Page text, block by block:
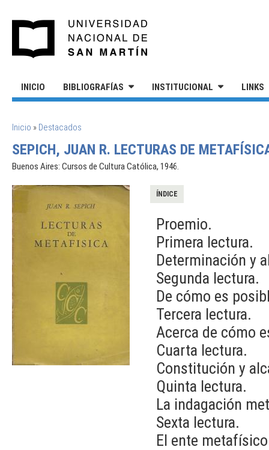
INICIO BIBLIOGRAFÍAS INSTITUCIONAL LINKS
SE ENCUENTRA USTED AQUÍ
Inicio » Destacados
SEPICH, JUAN R. LECTURAS DE
Buenos Aires: Cursos de Cultura Católica, 1946.
ÍNDICE
Proemio.
Primera lectura.
Determinación y
Segunda lectura.
De cómo es
Tercera lectura.
Acerca de cómo
Cuarta lectura.
Constitución y
Quinta lectura.
La indagación
Sexta lectura.
El ente